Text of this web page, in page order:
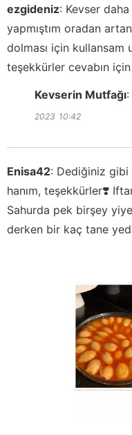
ezgideniz: Kevser
yapmıştım oradan
dolması için kullansam
teşekkürler cevabın
Kevserin Mutfağı:
2023 10:42
Enisa42: Dediğiniz gibi
hanım, teşekkürler❣️
Sahurda pek birşey
derken bir kaç tane